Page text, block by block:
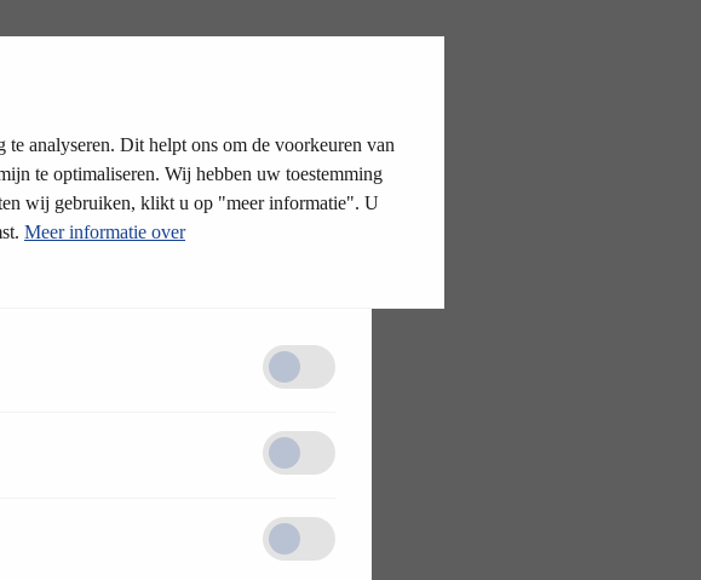
analyseren. Dit helpt ons om de voorkeuren van
te optimaliseren. Wij hebben uw toestemming
wij gebruiken, klikt u op "meer informatie". U
Meer informatie over